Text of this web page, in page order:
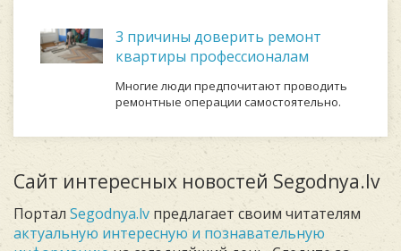
3 причины доверить ремонт
квартиры профессионалам
Многие люди предпочитают проводить
ремонтные операции самостоятельно.
Сайт интересных новостей Segodnya.lv
Портал Segodnya.lv предлагает своим читателям
актуальную интересную и познавательную